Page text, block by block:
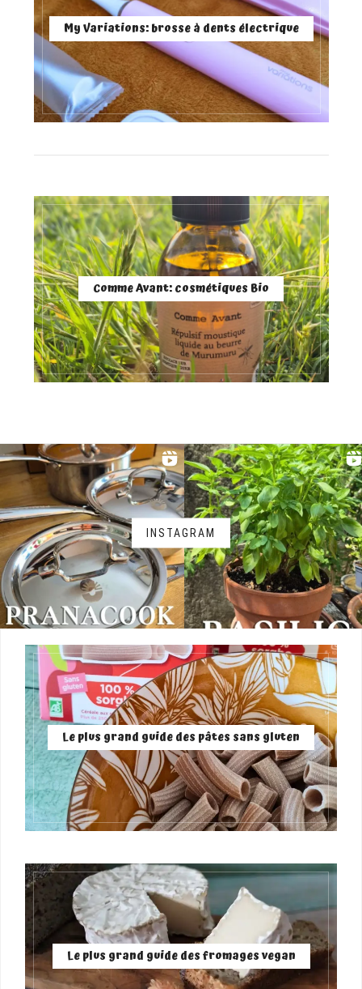
My Variations: brosse à dents électrique
Comme Avant: cosmétiques Bio
INSTAGRAM
Le plus grand guide des pâtes sans gluten
Le plus grand guide des fromages vegan